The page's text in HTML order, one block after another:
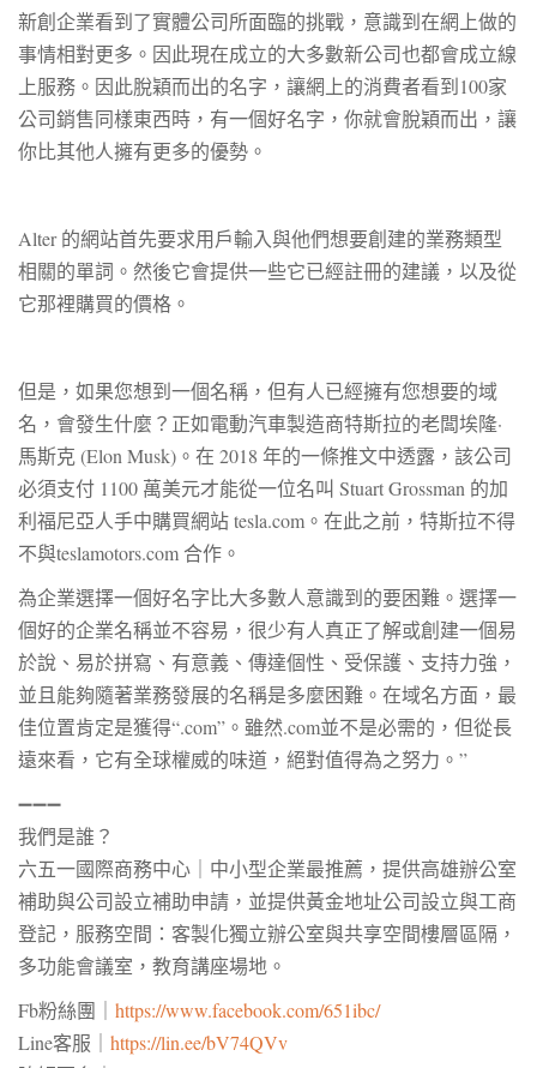
新創企業看到了實體公司所面臨的挑戰，意識到在網上做的
事情相對更多。因此現在成立的大多數新公司也都會成立線
上服務。因此脫穎而出的名字，讓網上的消費者看到100家
公司銷售同樣東西時，有一個好名字，你就會脫穎而出，讓
你比其他人擁有更多的優勢。
Alter 的網站首先要求用戶輸入與他們想要創建的業務類型
相關的單詞。然後它會提供一些它已經註冊的建議，以及從
它那裡購買的價格。
但是，如果您想到一個名稱，但有人已經擁有您想要的域
名，會發生什麼？正如電動汽車製造商特斯拉的老闆埃隆·
馬斯克 (Elon Musk)。 在 2018 年的一條推文中透露，該公司
必須支付 1100 萬美元才能從一位名叫 Stuart Grossman 的加
利福尼亞人手中購買網站 tesla.com 。在此之前，特斯拉不得
不與teslamotors.com 合作。
為企業選擇一個好名字比大多數人意識到的要困難。選擇一
個好的企業名稱並不容易，很少有人真正了解或創建一個易
於說、易於拼寫、有意義、傳達個性、受保護、支持力強，
並且能夠隨著業務發展的名稱是多麼困難。在域名方面，最
佳位置肯定是獲得“.com”。雖然.com並不是必需的，但從長
遠來看，它有全球權威的味道，絕對值得為之努力。”
➖➖➖
我們是誰？
六五一國際商務中心｜中小型企業最推薦，提供高雄辦公室
補助與公司設立補助申請，並提供黃金地址公司設立與工商
登記 ，服務空間：客製化獨立辦公室與共享空間樓層區隔，
多功能會議室，教育講座場地。
Fb粉絲團｜ https://www.facebook.com/651ibc/
Line客服｜ https://lin.ee/bV74QVv